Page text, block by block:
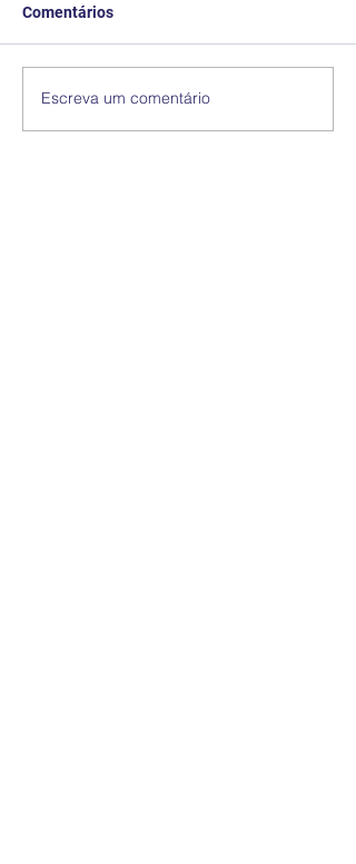
Comentários
Escreva um comentário